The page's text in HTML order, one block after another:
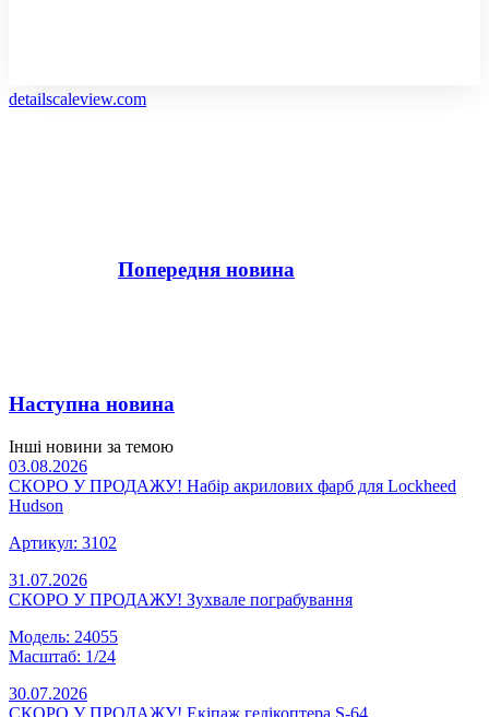
detailscaleview.com
Попередня новина
Наступна новина
Інші новини за темою
03.08.2026
СКОРО У ПРОДАЖУ! Набір акрилових фарб для Lockheed
Hudson
Артикул: 3102
31.07.2026
СКОРО У ПРОДАЖУ! Зухвале пограбування
Модель: 24055
Масштаб: 1/24
30.07.2026
СКОРО У ПРОДАЖУ! Екіпаж гелікоптера S-64